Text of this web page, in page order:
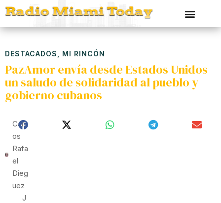
DESTACADOS MI RINCÓN
PazAmor envía desde Estados Unidos
un saludo de solidaridad al pueblo y
gobierno cubanos
Carl
Os
Rafa
El
Dieg
Uez
J